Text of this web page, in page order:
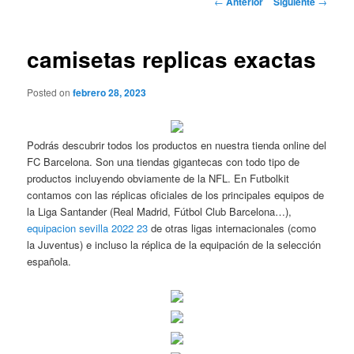
camisetas replicas exactas
Posted onfebrero 28, 2023
Podrás descubrir todos los productos en nuestra tienda online del
FC Barcelona. Son una tiendas gigantecas con todo tipo de
productos incluyendo obviamente de la NFL. En Futbolkit
contamos con las réplicas oficiales de los principales equipos de
la Liga Santander (Real Madrid, Fútbol Club Barcelona…),
equipacion sevilla 2022 23 de otras ligas internacionales (como
la Juventus) e incluso la réplica de la equipación de la selección
española.